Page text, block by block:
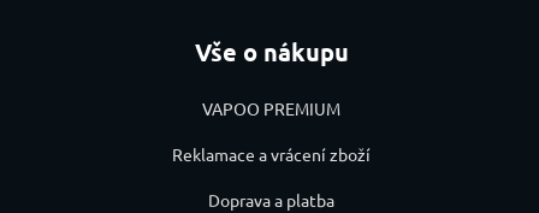
Vše o nákupu
VAPOO PREMIUM
Reklamace a vrácení zboží
Doprava a platba